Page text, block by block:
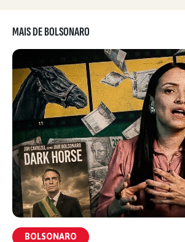
MAIS DE BOLSONARO
BOLSONARO